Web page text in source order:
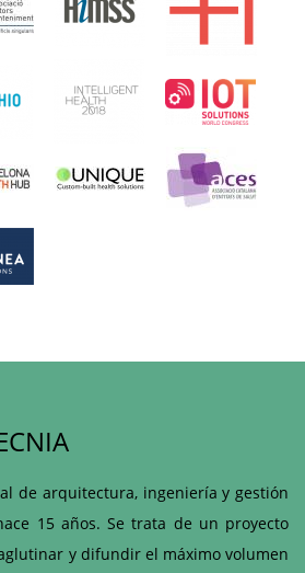
de arquitectura, ingeniería y gestión
15 años. Se trata de un proyecto
y difundir el máximo volumen